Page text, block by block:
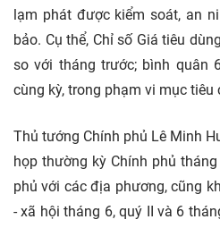
lạm phát được kiểm soát, an
bảo. Cụ thể, Chỉ số Giá tiêu
so với tháng trước; bình quân
cùng kỳ, trong phạm vi mục tiêu
Thủ tướng Chính phủ Lê Minh
họp thường kỳ Chính phủ
phủ với các địa phương, cũng
- xã hội tháng 6, quý II và 6